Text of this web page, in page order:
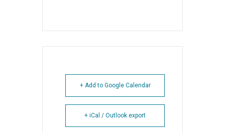
+ Add to Google Calendar
+ iCal / Outlook export